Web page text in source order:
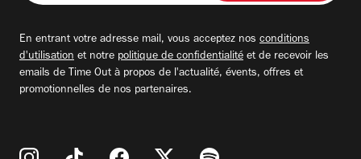
adresse
En entrant votre adresse mail, vous acceptez nos conditions
d'utilisation et notre politique de confidentialité et de recevoir les
emails de Time Out à propos de l'actualité, évents, offres et
promotionnelles de nos partenaires.